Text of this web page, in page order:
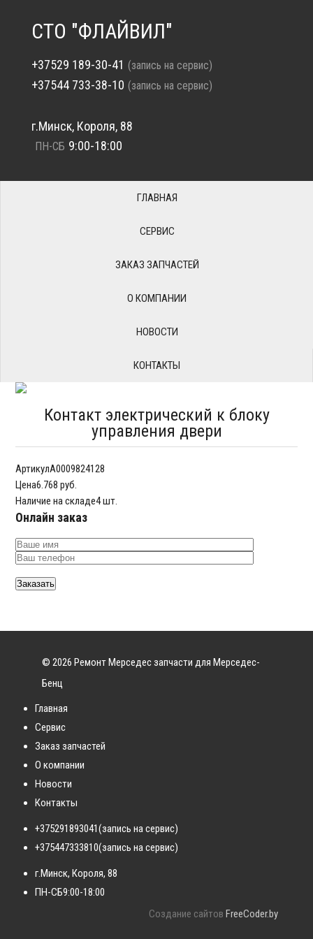
СТО "ФЛАЙВИЛ"
+37529 189-30-41 (запись на сервис)
+37544 733-38-10 (запись на сервис)
г.Минск, Короля, 88
ПН-СБ 9:00-18:00
ГЛАВНАЯ
СЕРВИС
ЗАКАЗ ЗАПЧАСТЕЙ
О КОМПАНИИ
НОВОСТИ
КОНТАКТЫ
Контакт электрический к блоку
управления двери
АртикулA0009824128
Цена6.768 руб.
Наличие на складе4 шт.
Онлайн заказ
© 2026 Ремонт Мерседес запчасти для Мерседес-
Бенц
Главная
Сервис
Заказ запчастей
О компании
Новости
Контакты
+375291893041(запись на сервис)
+375447333810(запись на сервис)
г.Минск, Короля, 88
ПН-СБ9:00-18:00
Создание сайтов FreeCoder.by